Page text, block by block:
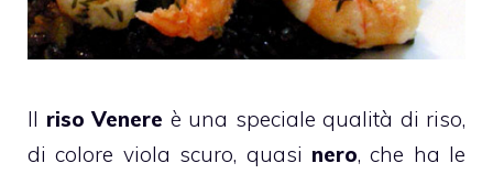
Il riso Venere è una speciale qualità di riso,
di colore viola scuro, quasi nero, che ha le